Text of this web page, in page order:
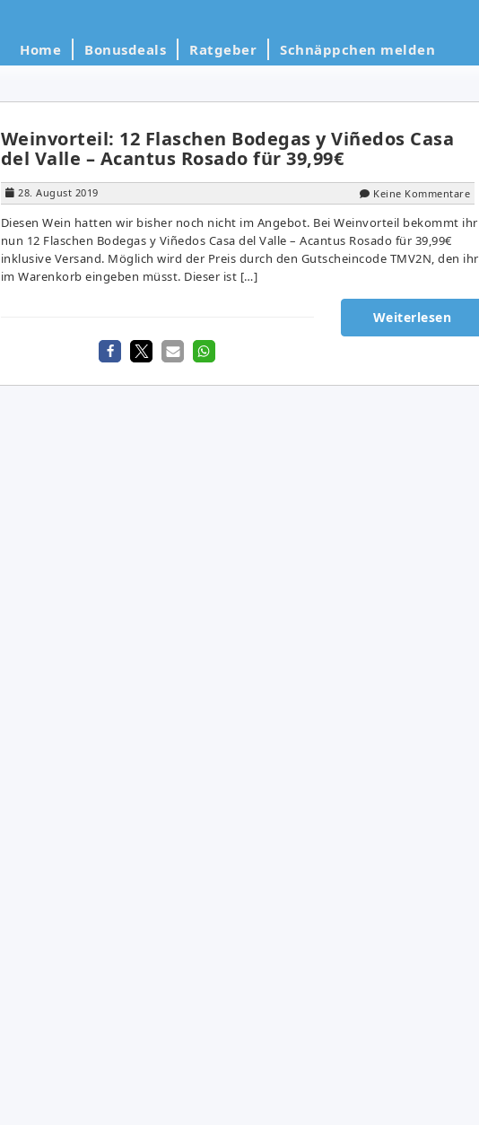
Home Bonusdeals Ratgeber Schnäppchen melden
Weinvorteil: 12 Flaschen Bodegas y Viñedos Casa
del Valle – Acantus Rosado für 39,99€
28. August 2019 Keine Kommentare
Diesen Wein hatten wir bisher noch nicht im Angebot. Bei Weinvorteil bekommt ihr
nun 12 Flaschen Bodegas y Viñedos Casa del Valle – Acantus Rosado für 39,99€
inklusive Versand. Möglich wird der Preis durch den Gutscheincode TMV2N, den ihr
im Warenkorb eingeben müsst. Dieser ist […]
Weiterlesen